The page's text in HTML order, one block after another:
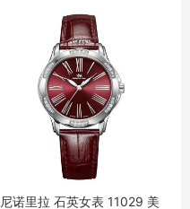
尼诺里拉 石英女表 11029 美